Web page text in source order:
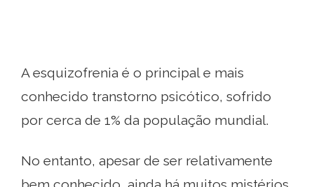
A esquizofrenia é o principal e mais
conhecido transtorno psicótico, sofrido
por cerca de 1% da população mundial.
No entanto, apesar de ser relativamente